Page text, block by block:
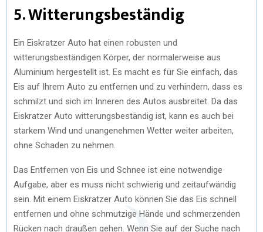
5. Witterungsbeständig
Ein Eiskratzer Auto hat einen robusten und
witterungsbeständigen Körper, der normalerweise aus
Aluminium hergestellt ist. Es macht es für Sie einfach, das
Eis auf Ihrem Auto zu entfernen und zu verhindern, dass es
schmilzt und sich im Inneren des Autos ausbreitet. Da das
Eiskratzer Auto witterungsbeständig ist, kann es auch bei
starkem Wind und unangenehmen Wetter weiter arbeiten,
ohne Schaden zu nehmen.
Das Entfernen von Eis und Schnee ist eine notwendige
Aufgabe, aber es muss nicht schwierig und zeitaufwändig
sein. Mit einem Eiskratzer Auto können Sie das Eis schnell
entfernen und ohne schmutzige Hände und schmerzenden
Rücken nach draußen gehen. Wenn Sie auf der Suche nach